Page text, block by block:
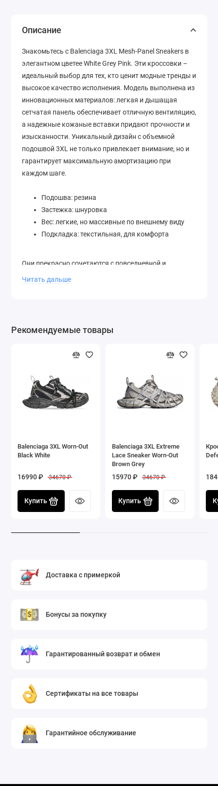
Описание
Знакомьтесь с Balenciaga 3XL Mesh-Panel Sneakers в
элегантном цветее White Grey Pink. Эти кроссовки –
идеальный выбор для тех, кто ценит модные тренды и
высокое качество исполнения. Модель выполнена из
инновационных материалов: легкая и дышащая
сетчатая панель обеспечивает отличную вентиляцию,
а надежные кожаные вставки придают прочности и
изысканности. Уникальный дизайн с объемной
подошвой 3XL не только привлекает внимание, но и
гарантирует максимальную амортизацию при
каждом шаге.
Подошва: резина
Застежка: шнуровка
Вес: легкие, но массивные по внешнему виду
Подкладка: текстильная, для комфорта
Они прекрасно сочетаются с повседневной и
спортивной одеждой, позволяя создавать стильные
посадку, обеспечивая комфорт даже при длительной
которое задает стандарты моды и инноваций. Эта
пара станет вашим надежным спутником в городских
прогулках, тренировках и путешествиях.
Читать дальше
Рекомендуемые товары
Balenciaga 3XL Worn-Out
Black White
16990 ₽ 34670 ₽
Купить
Balenciaga 3XL Extreme
Lace Sneaker Worn-Out
Brown Grey
15970 ₽ 34670 ₽
Купить
Доставка с примеркой
Бонусы за покупку
Гарантированный возврат и обмен
Сертификаты на все товары
Гарантийное обслуживание